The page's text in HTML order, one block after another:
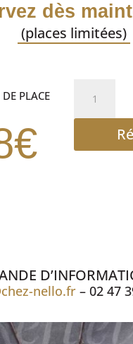
dès
(places limitées)
PLACE
cocktail
/
nello.fr – 02 47